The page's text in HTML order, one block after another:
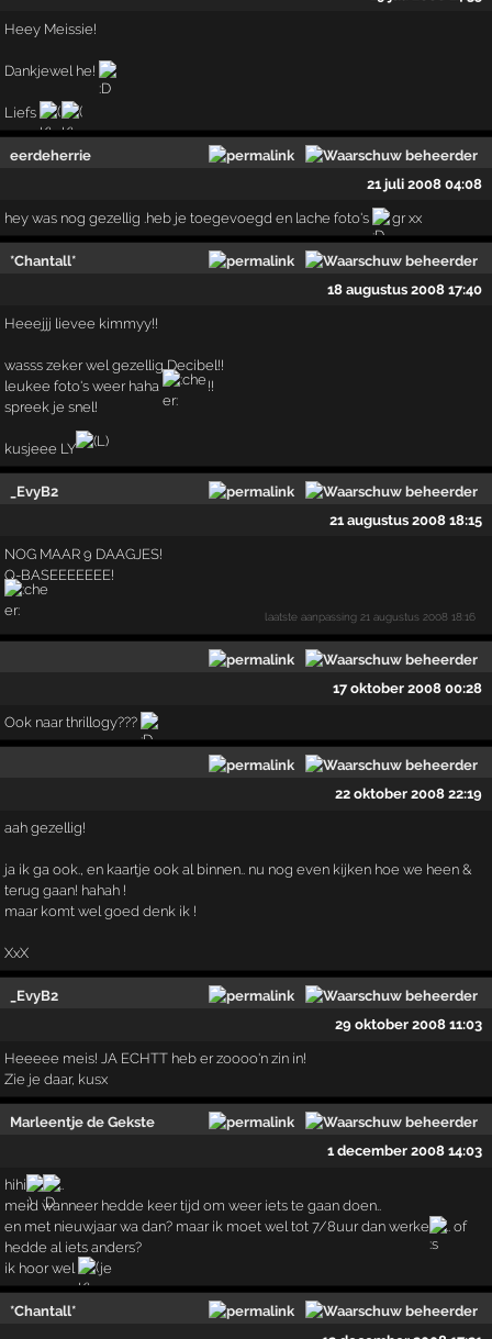
Heey Meissie!
Dankjewel he!
Liefs
eerdeherrie
21 juli 2008 04:08
hey was nog gezellig .heb je toegevoegd en lache foto's gr xx
*Chantall*
18 augustus 2008 17:40
Heeejjj lievee kimmyy!!
wasss zeker wel gezellig Decibel!!
leukee foto's weer haha
!!
spreek je snel!
kusjeee LY
_EvyB2
21 augustus 2008 18:15
NOG MAAR 9 DAAGJES!
Q-BASEEEEEEE!
laatste aanpassing 21 augustus 2008 18:16
17 oktober 2008 00:28
Ook naar thrillogy???
22 oktober 2008 22:19
aah gezellig!
ja ik ga ook., en kaartje ook al binnen.. nu nog even kijken hoe we heen &
terug gaan! hahah !
maar komt wel goed denk ik !
XxX
_EvyB2
29 oktober 2008 11:03
Heeeee meis! JA ECHTT heb er zoooo'n zin in!
Zie je daar, kusx
Marleentje de Gekste
1 december 2008 14:03
hihi
..
meid wanneer hedde keer tijd om weer iets te gaan doen..
en met nieuwjaar wa dan? maar ik moet wel tot 7/8uur dan werke
.. of
hedde al iets anders?
ik hoor wel
je
*Chantall*